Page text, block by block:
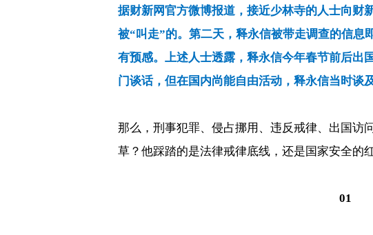
据财新网官方微博报道，接近少林寺的人士向财
被“叫走”的。第二天，释永信被带走调查的信息
有预感。上述人士透露，释永信今年春节前后出
门谈话，但在国内尚能自由活动，释永信当时谈
那么，刑事犯罪、侵占挪用、违反戒律、出国访
草？他踩踏的是法律戒律底线，还是国家安全的
01